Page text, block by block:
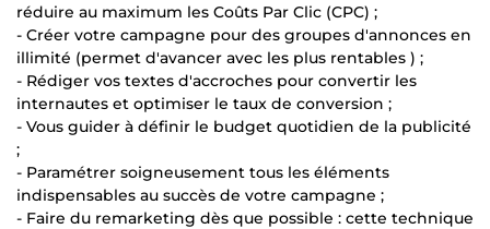
réduire au maximum les Coûts Par Clic (CPC) ;
- Créer votre campagne pour des groupes d'annonces en
illimité (permet d'avancer avec les plus rentables ) ;
- Rédiger vos textes d'accroches pour convertir les
internautes et optimiser le taux de conversion ;
- Vous guider à définir le budget quotidien de la publicité
;
- Paramétrer soigneusement tous les éléments
indispensables au succès de votre campagne ;
- Faire du remarketing dès que possible : cette technique